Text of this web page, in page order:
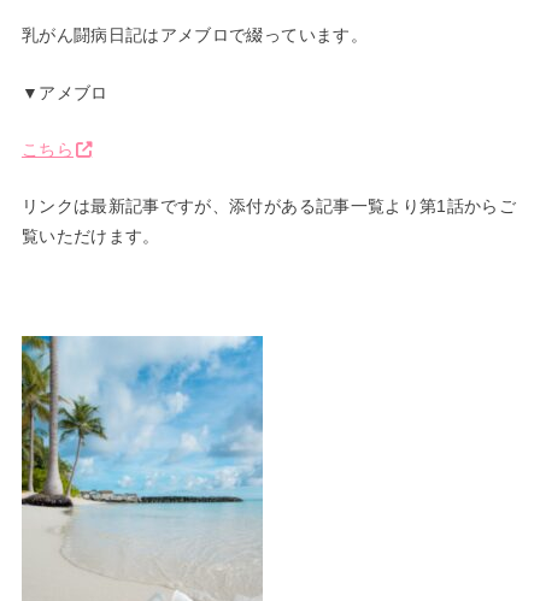
乳がん闘病日記はアメブロで綴っています。
▼アメブロ
こちら
リンクは最新記事ですが、添付がある記事一覧より第1話からご
覧いただけます。